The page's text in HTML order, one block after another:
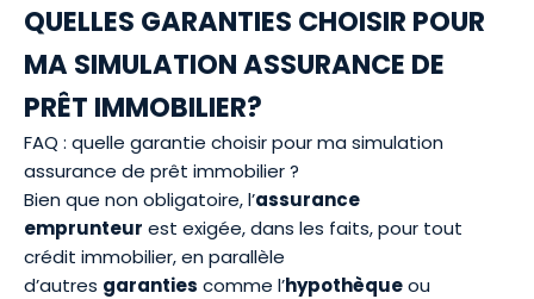
QUELLES GARANTIES CHOISIR POUR
MA SIMULATION ASSURANCE DE
PRÊT IMMOBILIER?
FAQ : quelle garantie choisir pour ma simulation
assurance de prêt immobilier ?
Bien que non obligatoire, l’assurance
emprunteur est exigée, dans les faits, pour tout
crédit immobilier, en parallèle
d’autres garanties comme l’hypothèqueou